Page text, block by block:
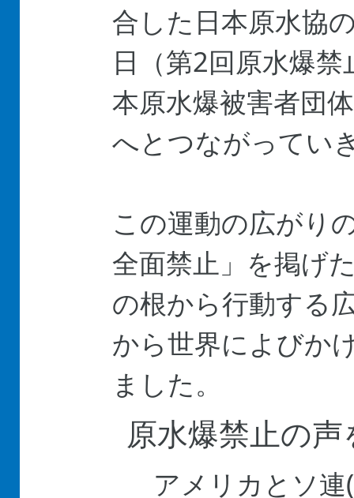
合した日本原水協
日（第2回原水爆
本原水爆被害者団
へとつながってい
この運動の広がり
全面禁止」を掲げ
の根から行動する
から世界によびか
ました。
原水爆禁止の
アメリカとソ連